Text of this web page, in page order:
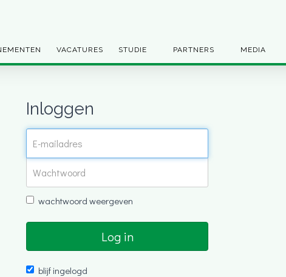
VACATURES STUDIE PARTNERS MEDIA
Inloggen
wachtwoord weergeven
Log in
blijf ingelogd